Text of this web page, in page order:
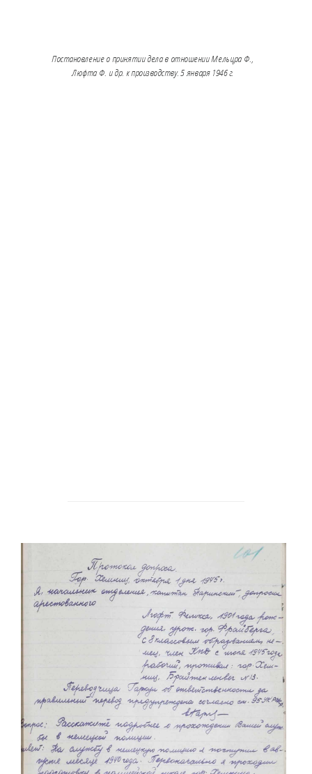
Постановление о принятии дела в отношении Мельцра Ф.,
Люфта Ф. и др. к производству. 5 января 1946 г.